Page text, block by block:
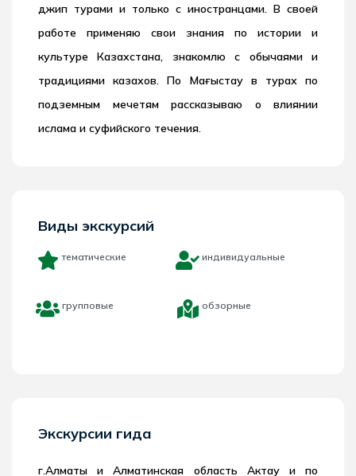
джип турами и только с иностранцами. В своей
работе применяю свои знания по истории и
культуре Казахстана, знакомлю с обычаями и
традициями казахов. По Маңғыстау в турах по
подземным мечетям рассказываю о влиянии
ислама и суфийского течения.
Виды экскурсий
тематические индивидуальные
групповые обзорные
Экскурсии гида
г.Алматы и Алматинская область Актау и по